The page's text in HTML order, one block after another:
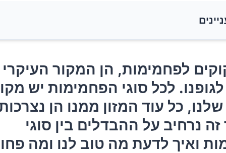
לפחמימות, הן המקור העיקרי של אנרגיה לגופנו. לכל
יש מקום בתזונה שלנו, כל עוד המזון ממנו הן נצרכות
נרחיב על ההבדלים בין סוגי הפחמימות ואיך לדעת מה
הבחירות הנכונות
לפחמימות, הן המקור
לכל סוגי הפחמימות יש
כל עוד המזון ממנו הן
נרחיב על ההבדלים בין סוגי
ואיך לדעת מה טוב לנו ומה